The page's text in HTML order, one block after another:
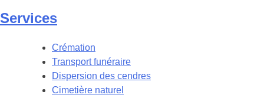
Services
Crémation
Transport funéraire
Dispersion des cendres
Cimetière naturel